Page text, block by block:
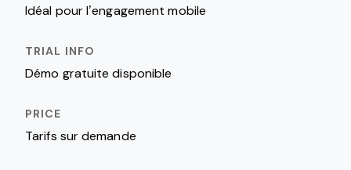
Idéal pour l’engagement mobile
Démo gratuite disponible
Tarifs sur demande